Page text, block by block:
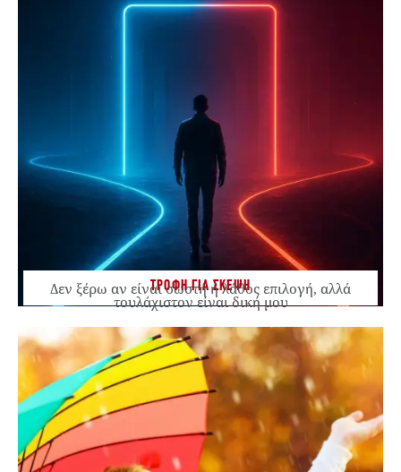
ΤΡΟΦΗ ΓΙΑ ΣΚΕΨΗ
Δεν ξέρω αν είναι σωστή ή λάθος επιλογή, αλλά
τουλάχιστον είναι δική μου